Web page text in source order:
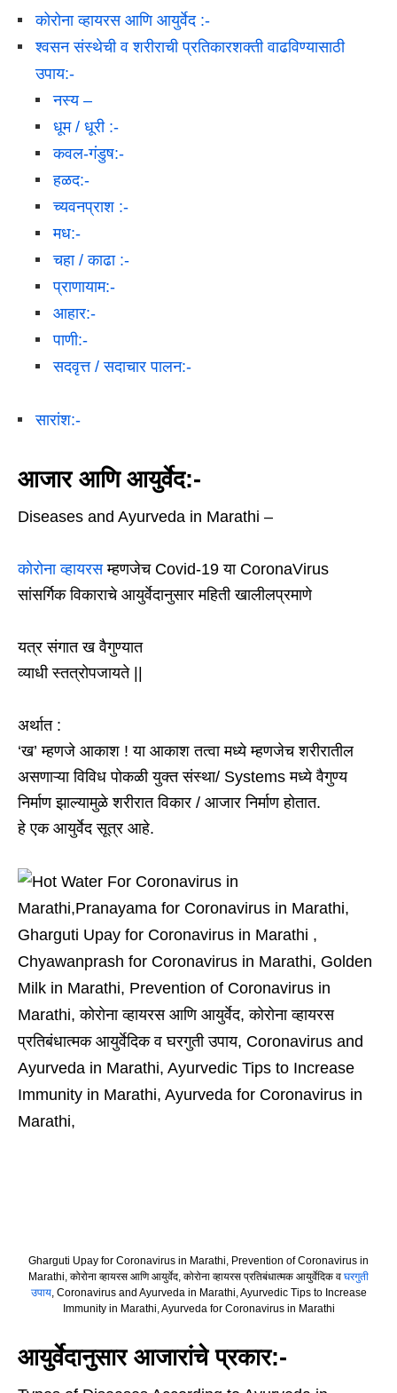
कोरोना व्हायरस आणि आयुर्वेद :-
श्वसन संस्थेची व शरीराची प्रतिकारशक्ती वाढविण्यासाठी
उपाय:-
नस्य –
धूम / धूरी :-
कवल-गंडुष:-
हळद:-
च्यवनप्राश :-
मध:-
चहा / काढा :-
प्राणायाम:-
आहार:-
पाणी:-
सदवृत्त / सदाचार पालन:-
सारांश:-
आजार आणि आयुर्वेद:-
Diseases and Ayurveda in Marathi –
कोरोना व्हायरसम्हणजेच Covid-19 या CoronaVirus
सांसर्गिक विकाराचे आयुर्वेदानुसार महिती खालीलप्रमाणे
यत्र संगात ख वैगुण्यात
व्याधी स्तत्रोपजायते ||
अर्थात :
‘ख’ म्हणजे आकाश ! या आकाश तत्वा मध्ये म्हणजेच शरीरातील
असणाऱ्या विविध पोकळी युक्त संस्था/ Systems मध्ये वैगुण्य
निर्माण झाल्यामुळे शरीरात विकार / आजार निर्माण होतात.
हे एक आयुर्वेद सूत्र आहे.
Gharguti Upay for Coronavirus in Marathi, Prevention of Coronavirus in
Marathi, कोरोना व्हायरस आणि आयुर्वेद, कोरोना व्हायरस प्रतिबंधात्मक आयुर्वेदिक व घरगुती
उपाय, Coronavirus and Ayurveda in Marathi, Ayurvedic Tips to Increase
Immunity in Marathi, Ayurveda for Coronavirus in Marathi
आयुर्वेदानुसार आजारांचे प्रकार:-